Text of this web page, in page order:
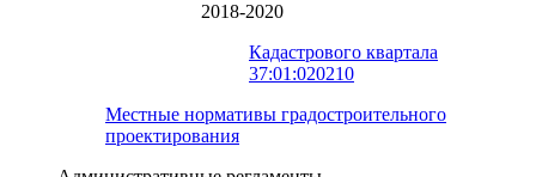
2018-2020
Кадастрового квартала
37:01:020210
Местные нормативы градостроительного
проектирования